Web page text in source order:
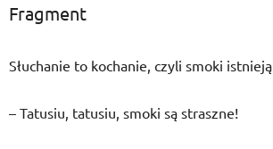
Fragment
Słuchanie to kochanie, czyli smoki istnieją
– Tatusiu, tatusiu, smoki są straszne!